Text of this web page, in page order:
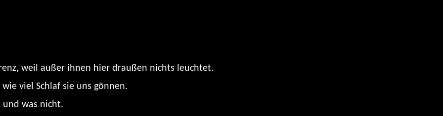
weil außer ihnen hier draußen nichts leuchtet.
viel Schlaf sie uns gönnen.
und was nicht.